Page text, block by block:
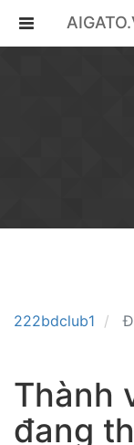
222bdclub1
Thành
đang